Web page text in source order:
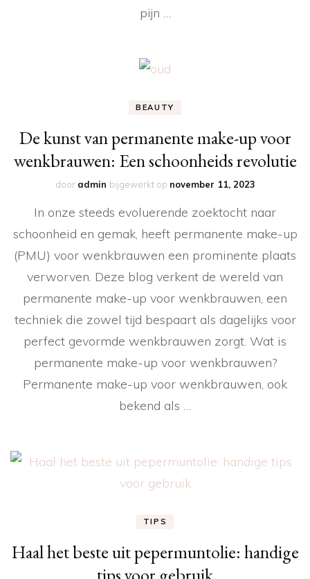
pijn …
BEAUTY
De kunst van permanente make-up voor
wenkbrauwen: Een schoonheids revolutie
door admin bijgewerkt op november 11, 2023
In onze steeds evoluerende zoektocht naar
schoonheid en gemak, heeft permanente make-up
(PMU) voor wenkbrauwen een prominente plaats
verworven. Deze blog verkent de wereld van
permanente make-up voor wenkbrauwen, een
techniek die zowel tijd bespaart als dagelijks voor
perfect gevormde wenkbrauwen zorgt. Wat is
permanente make-up voor wenkbrauwen?
Permanente make-up voor wenkbrauwen, ook
bekend als …
TIPS
Haal het beste uit pepermuntolie: handige